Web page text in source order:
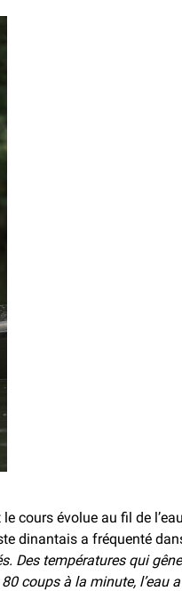
cours évolue au fil de
dinantais a fréquenté
Des températures qui
coups à la minute, l’eau